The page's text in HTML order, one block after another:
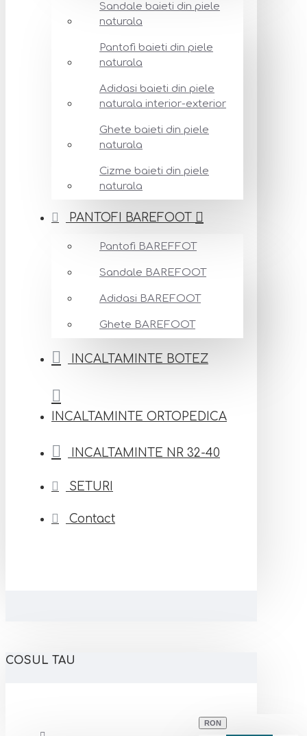
Sandale baieti din piele
naturala
Pantofi baieti din piele
naturala
Adidasi baieti din piele
naturala interior-exterior
Ghete baieti din piele
naturala
Cizme baieti din piele
naturala
PANTOFI BAREFOOT
Pantofi BAREFFOT
Sandale BAREFOOT
Adidasi BAREFOOT
Ghete BAREFOOT
INCALTAMINTE BOTEZ
INCALTAMINTE ORTOPEDICA
INCALTAMINTE NR 32-40
SETURI
Contact
COSUL TAU
RON